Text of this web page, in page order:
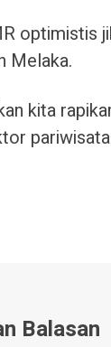
optimistis
Melaka.
kita
Balasan